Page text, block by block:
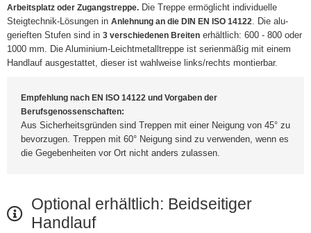
Arbeitsplatz oder Zugangstreppe. Die Treppe ermöglicht individuelle
Steigtechnik-Lösungen in Anlehnung an die DIN EN ISO 14122. Die alu-
gerieften Stufen sind in 3 verschiedenen Breiten erhältlich: 600 - 800 oder
1000 mm. Die Aluminium-Leichtmetalltreppe ist serienmäßig mit einem
Handlauf ausgestattet, dieser ist wahlweise links/rechts montierbar.
Empfehlung nach EN ISO 14122 und Vorgaben der
Berufsgenossenschaften:
Aus Sicherheitsgründen sind Treppen mit einer Neigung von 45° zu
bevorzugen. Treppen mit 60° Neigung sind zu verwenden, wenn es
die Gegebenheiten vor Ort nicht anders zulassen.
Optional erhältlich: Beidseitiger
Handlauf